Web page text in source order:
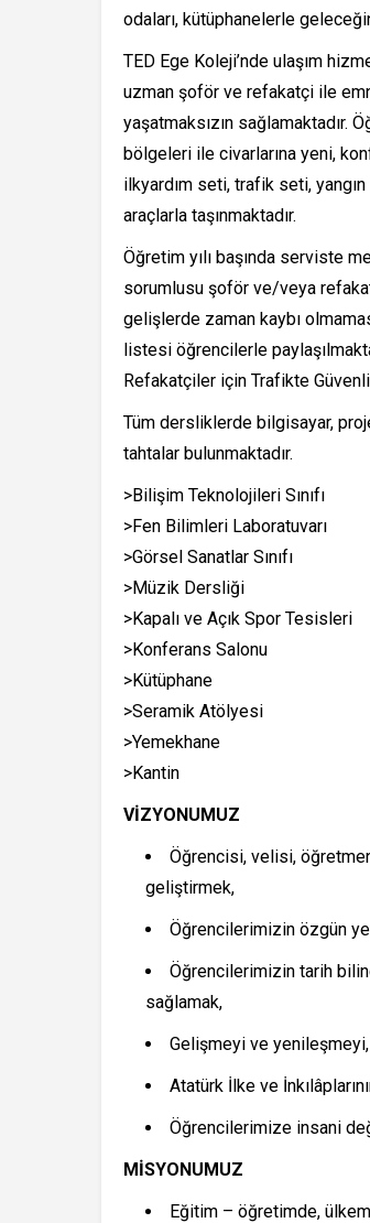
odaları, kütüphanelerle
TED Ege Koleji’nde ulaşım
uzman şoför ve refakatçi ile
yaşatmaksızın sağlamaktadır.
bölgeleri ile civarlarına yeni,
ilkyardım seti, trafik seti,
araçlarla taşınmaktadır.
Öğretim yılı başında serviste
sorumlusu şoför ve/veya
gelişlerde zaman kaybı
listesi öğrencilerle
Refakatçiler için Trafikte
Tüm dersliklerde bilgisayar,
tahtalar bulunmaktadır.
>Bilişim Teknolojileri Sınıfı
>Fen Bilimleri Laboratuvarı
>Görsel Sanatlar Sınıfı
>Müzik Dersliği
>Kapalı ve Açık Spor Tesisleri
>Konferans Salonu
>Kütüphane
>Seramik Atölyesi
>Yemekhane
>Kantin
VİZYONUMUZ
Öğrencisi, velisi,
geliştirmek,
Öğrencilerimizin özgün
Öğrencilerimizin tarih
sağlamak,
Gelişmeyi ve
Atatürk İlke ve
Öğrencilerimize insani
MİSYONUMUZ
Eğitim – öğretimde,